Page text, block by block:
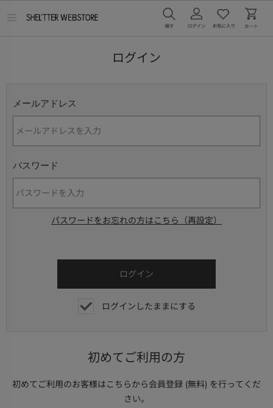
ログイン
メールアドレス
パスワード
パスワードをお忘れの方はこちら（再設定）
ログインしたままにする
初めてご利用の方
初めてご利用のお客様はこちらから会員登録 (無料) を行ってくだ
さい。